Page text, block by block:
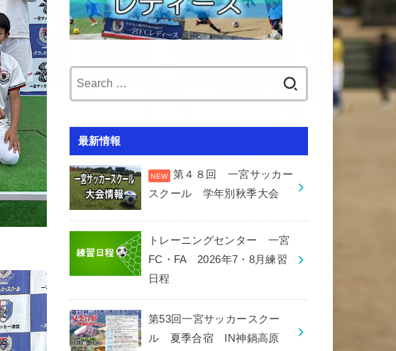
最新情報
第４８回 一宮サッカー
スクール 学年別秋季大会
トレーニングセンター 一宮
FC・FA 2026年7・8月練習
日程
第53回一宮サッカースクー
ル 夏季合宿 IN神鍋高原